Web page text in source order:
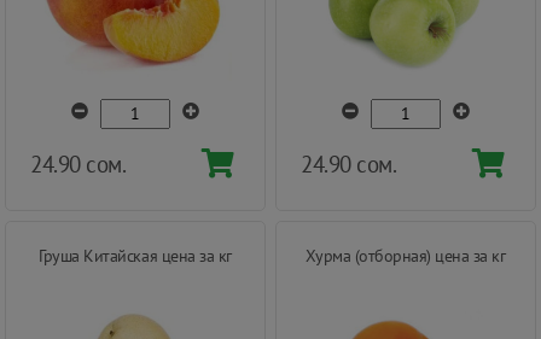
24.90 сом. 24.90 сом.
Груша Китайская цена за кг Хурма (отборная) цена за кг